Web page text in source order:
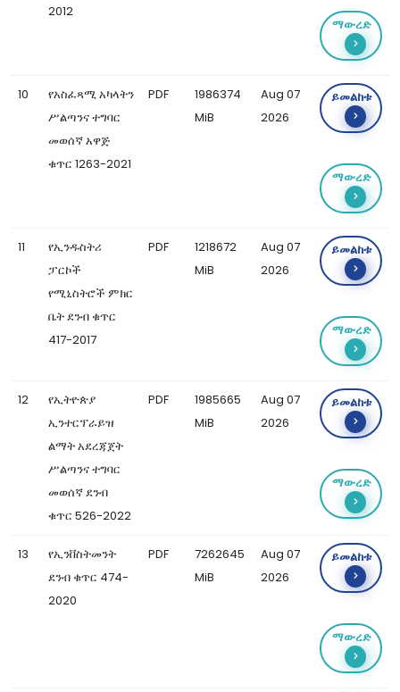
2012
ማውረድ
10
የአስፈጻሚ አካላትን
ሥልጣንና ተግባር
መወሰኛ አዋጅ
ቁጥር 1263-2021
PDF
1986374
MiB
Aug 07
2026
ይመልከቱ
ማውረድ
11
የኢንዱስትሪ
ፓርኮች
የሚኒስትሮች ምክር
ቤት ደንብ ቁጥር
417-2017
PDF
1218672
MiB
Aug 07
2026
ይመልከቱ
ማውረድ
12
የኢትዮጵያ
ኢንተርፕራይዝ
ልማት አደረጃጀት
ሥልጣንና ተግባር
መወሰኛ ደንብ
ቁጥር 526-2022
PDF
1985665
MiB
Aug 07
2026
ይመልከቱ
ማውረድ
13
የኢንቨስትመንት
ደንብ ቁጥር 474-
2020
PDF
7262645
MiB
Aug 07
2026
ይመልከቱ
ማውረድ